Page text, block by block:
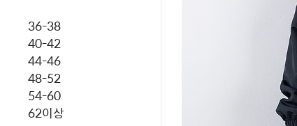
36-38
40-42
44-46
48-52
54-60
62이상